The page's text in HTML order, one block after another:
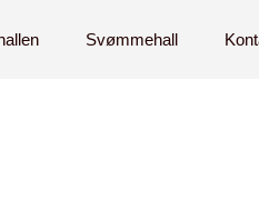
Svømmehall